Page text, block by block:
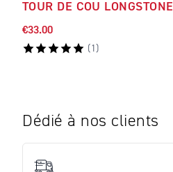
TOUR DE COU LONGSTONE
€33.00
( 1 )
Dédié à nos clients